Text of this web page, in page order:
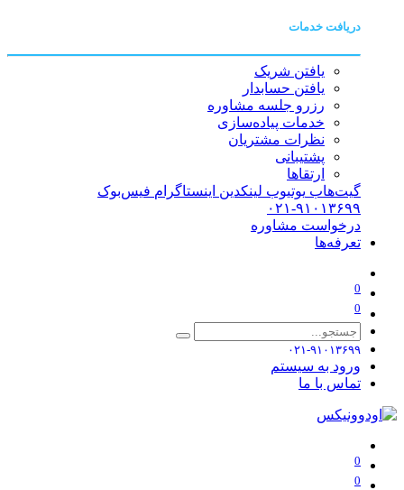
دریافت خدمات
یافتن شریک
یافتن حسابدار
رزرو جلسه مشاوره
خدمات پیاده‌سازی
نظرات مشتریان
پشتیبانی
ارتقاها
گیت‌هاب یوتیوب لینکدین اینستاگرام فیس‌بوک
۰۲۱-۹۱۰۱۳۶۹۹
درخواست مشاوره
تعرفه‌ها
0
0
۰۲۱-۹۱۰۱۳۶۹۹
ورود به سیستم
تماس با ما
0
0